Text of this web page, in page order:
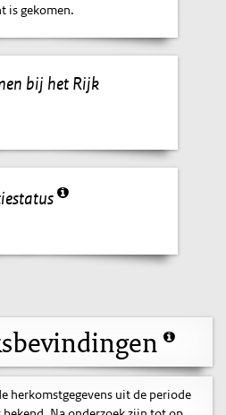
is gekomen.
bij het Rijk
herkomstgegevens uit de periode